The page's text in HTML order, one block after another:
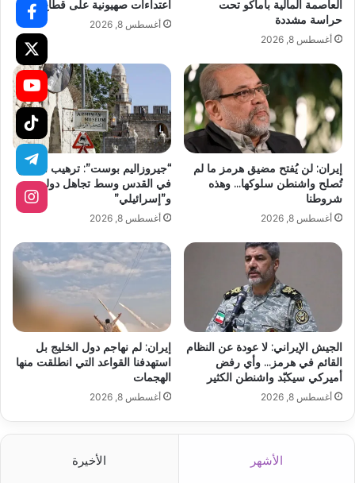
العاصمة المالية باماكو تحت
حراسة مشددة
أغسطس 8, 2026
اعتداءات صهيونية على قطاع غزة
أغسطس 8, 2026
إيران: لن يُفتح مضيق هرمز ما لم
تُصلح واشنطن سلوكها… وهذه
شروطنا
أغسطس 8, 2026
“جيروزاليم بوست”: ترهيب الأرمن
في القدس وسط تجاهل دولي
و”إسرائيلي”
أغسطس 8, 2026
الجيش الإيراني: لا عودة عن النظام
القائم في هرمز… وأي رفض
أميركي سيكبّد واشنطن الكثير
أغسطس 8, 2026
إيران: لم نهاجم دول الخليج بل
استهدفنا القواعد التي انطلقت منها
الهجمات
أغسطس 8, 2026
الأشهر الأخيرة